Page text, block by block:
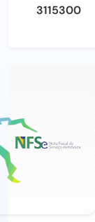
3115300